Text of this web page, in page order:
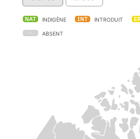
INDIGÈNE INTRODUIT
ABSENT